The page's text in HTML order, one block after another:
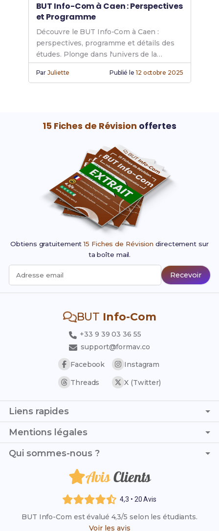
BUT Info-Com à Caen : Perspectives
et Programme
Découvre le BUT Info-Com à Caen :
perspectives, programme et détails des
études. Plonge dans l'univers de la
communication pour ton avenir
professionnel.
ParJuliette Publié le 12 octobre 2025
15 Fiches de Révision offertes
Obtiens gratuitement15 Fiches de Révision directement sur
ta boîte mail.
Adresse email Recevoir
BUT Info-Com
+33 9 39 03 36 55
support@formav.co
Facebook
Instagram
Threads X (Twitter)
Liens rapides
Page d'accueil
Trouver son stage
Trouver son alternance
Liste des établissements
Résultats des examens 2026
Rattrapage 2026
VAE (Validation des Acquis)
Mentions légales
C.G.V. - C.G.U.
Politique de remboursement
Qui sommes-nous ?
Je suis Max et, avec l'aide de Juliette, nous avons créé ce
blog dédié au BUT Info-Com pour guider et soutenir les
étudiants dans leur parcours académique et réussir leur
AvisClients
4,3 • 20 Avis
BUT Info-Com est évalué 4,3/5 selon les étudiants.
Voir les avis